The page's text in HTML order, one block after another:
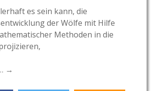
es sein kann, die
der Wölfe mit Hilfe
Methoden in die
→